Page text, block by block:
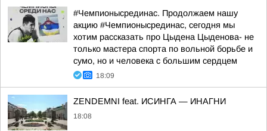
#Чемпионысрединас. Продолжаем нашу
акцию #Чемпионысрединас, сегодня мы
хотим рассказать про Цыдена Цыденова- не
только мастера спорта по вольной борьбе и
сумо, но и человека с большим сердцем
18:09
ZENDEMNI feat. ИСИНГА — ИНАГНИ
18:08